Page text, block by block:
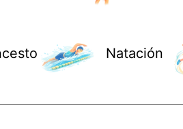
Natación